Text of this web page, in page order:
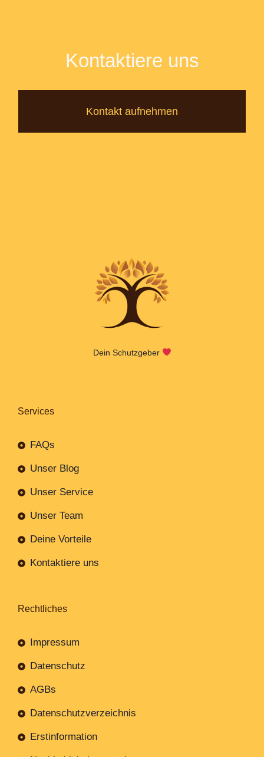
Kontaktiere uns
Kontakt aufnehmen
Dein Schutzgeber
Services
FAQs
Unser Blog
Unser Service
Unser Team
Deine Vorteile
Kontaktiere uns
Rechtliches
Impressum
Datenschutz
AGBs
Datenschutzverzeichnis
Erstinformation